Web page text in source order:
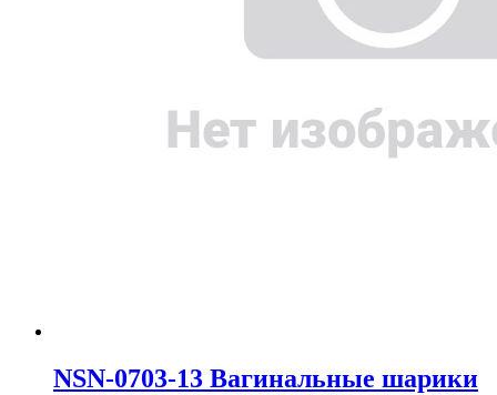
NSN-0703-13 Вагинальные шарики